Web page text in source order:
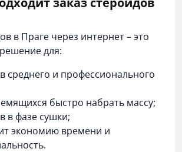
в Праге через интернет – это
для:
среднего и профессионального
быстро набрать массу;
в фазе сушки;
экономию времени и